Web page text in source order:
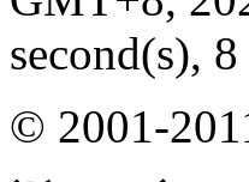
second(s),
© 2001-